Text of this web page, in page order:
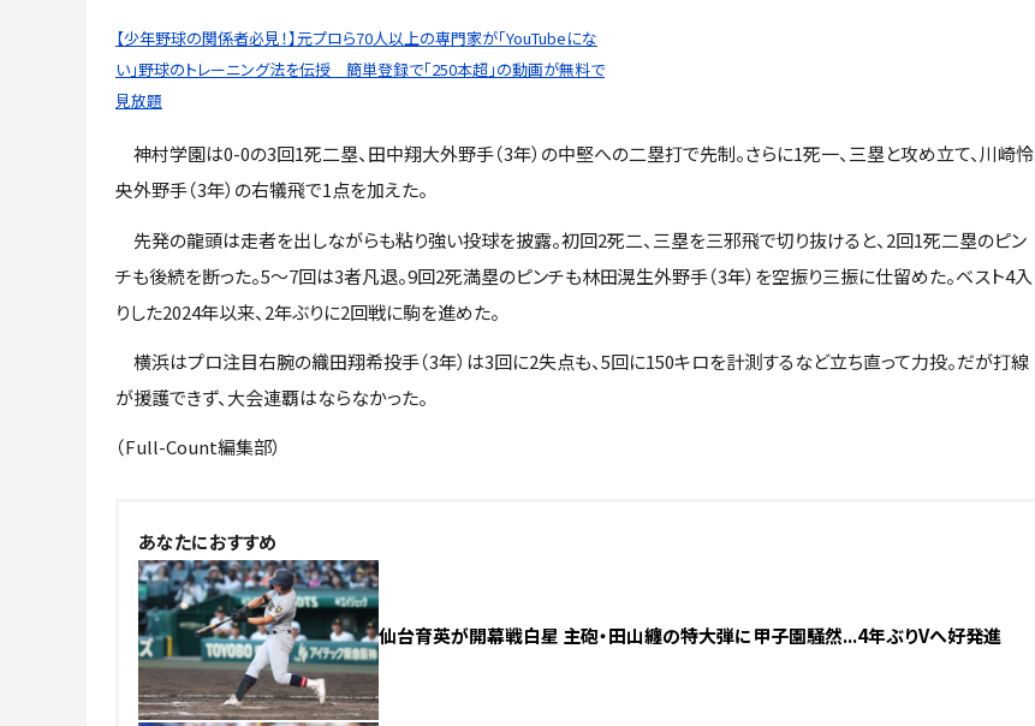
【少年野球の関係者必見！】元プロら70人以上の専門家が「YouTubeにな
い」野球のトレーニング法を伝授 簡単登録で「250本超」の動画が無料で
見放題
神村学園は0-0の3回1死二塁、田中翔大外野手（3年）の中堅への二塁打で先制。さらに1死一、三塁と攻め立て、川崎怜
央外野手（3年）の右犠飛で1点を加えた。
先発の龍頭は走者を出しながらも粘り強い投球を披露。初回2死二、三塁を三邪飛で切り抜けると、2回1死二塁のピン
チも後続を断った。5〜7回は3者凡退。9回2死満塁のピンチも林田滉生外野手（3年）を空振り三振に仕留めた。ベスト4入
りした2024年以来、2年ぶりに2回戦に駒を進めた。
横浜はプロ注目右腕の織田翔希投手（3年）は3回に2失点も、5回に150キロを計測するなど立ち直って力投。だが打線
が援護できず、大会連覇はならなかった。
（Full-Count編集部）
あなたにおすすめ
仙台育英が開幕戦白星 主砲・田山纏の特大弾に甲子園騒然...4年ぶりVへ好発進